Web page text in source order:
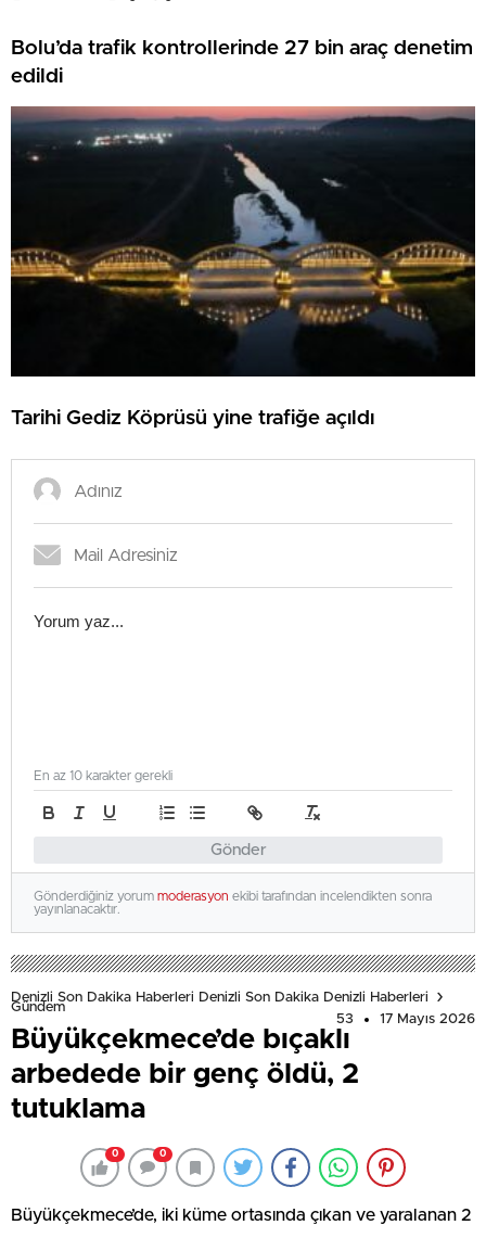
Bolu’da trafik kontrollerinde 27 bin araç denetim
edildi
Tarihi Gediz Köprüsü yine trafiğe açıldı
Gönder
En az 10 karakter gerekli
Gönderdiğiniz yorum moderasyon ekibi tarafından incelendikten sonra
yayınlanacaktır.
Denizli Son Dakika Haberleri Denizli Son Dakika Denizli Haberleri
Gündem
53
17 Mayıs 2026
Büyükçekmece’de bıçaklı
arbedede bir genç öldü, 2
tutuklama
0 0
Büyükçekmece’de, iki küme ortasında çıkan ve yaralanan 2